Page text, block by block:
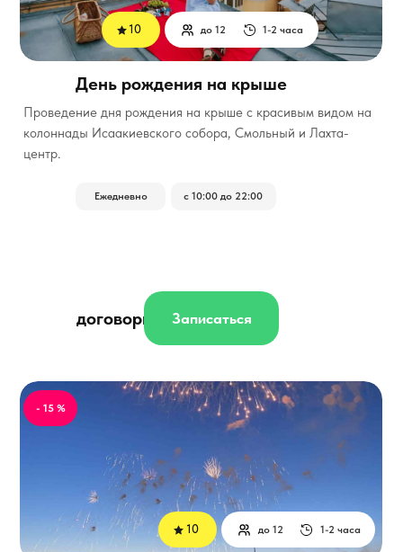
Проведение дня рождения на крыше с красивым видом на
колоннады Исаакиевского собора, Смольный и Лахта-
центр.
договорная
1-2 часа
до 12
Ежедневно с 10:00 до 22:00
Записаться
День рождения на крыше
10
1-2 часа
до 12
- 15 %
10